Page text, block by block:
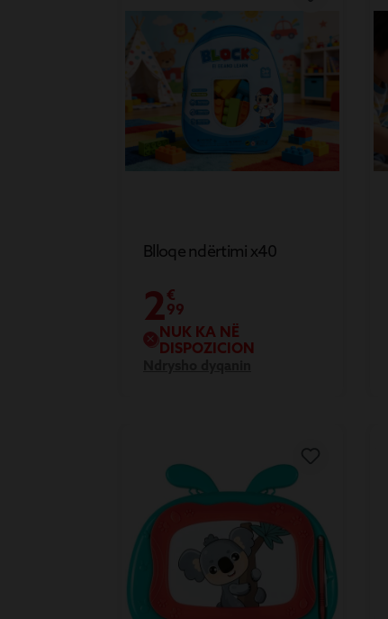
Blloqe ndërtimi x40
2€
99
NUK KA NË
DISPOZICION